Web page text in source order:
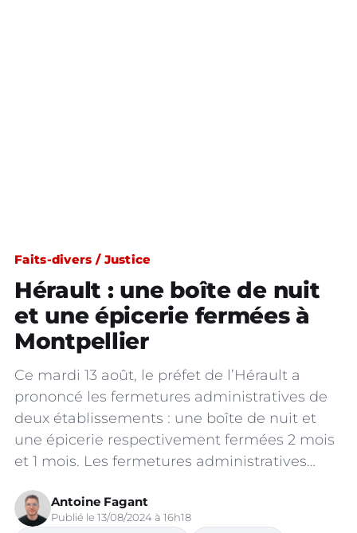
Faits-divers / Justice
Hérault : une boîte de nuit
et une épicerie fermées à
Montpellier
Ce mardi 13 août, le préfet de l’Hérault a
prononcé les fermetures administratives de
deux établissements : une boîte de nuit et
une épicerie respectivement fermées 2 mois
et 1 mois. Les fermetures administratives…
Antoine Fagant
Publié le 13/08/2024 à 16h18